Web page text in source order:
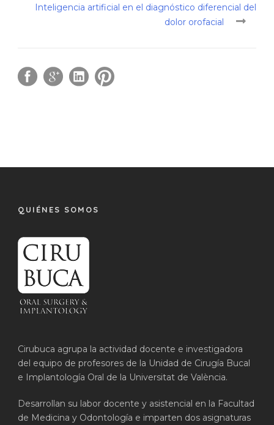
Inteligencia artificial en el diagnóstico diferencial del
dolor orofacial
QUIÉNES SOMOS
Cirubuca agrupa la actividad docente e investigadora
del equipo de profesores de la Unidad de Cirugía Bucal
e Implantología Oral de la Universitat de València.
Desarrollan su labor docente y asistencial en la Facultad
de Medicina y Odontología e imparten dos asignaturas